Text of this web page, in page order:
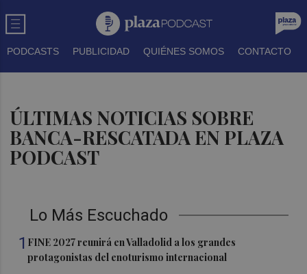
PODCASTS PUBLICIDAD QUIÉNES SOMOS CONTACTO
ÚLTIMAS NOTICIAS SOBRE
BANCA-RESCATADA EN PLAZA
PODCAST
Lo Más Escuchado
1 FINE 2027 reunirá en Valladolid a los grandes
protagonistas del enoturismo internacional